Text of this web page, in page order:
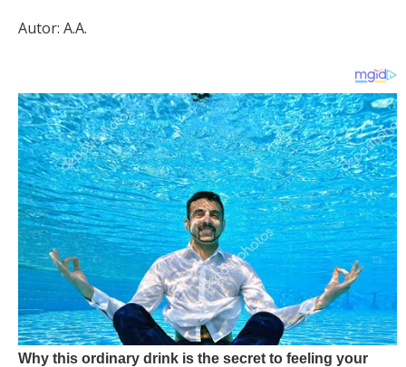
Autor: A.A.